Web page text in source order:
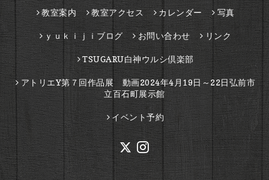
教室案内 教室アクセス カレンダー 写真
ｙｕｋｉｊｉブログ お問い合わせ リンク
TSUGARU白神ウルシ倶楽部
アトリエY第７回作品展 動画2024年4月19日～22日弘前市
立百石町展示館
イベント予約